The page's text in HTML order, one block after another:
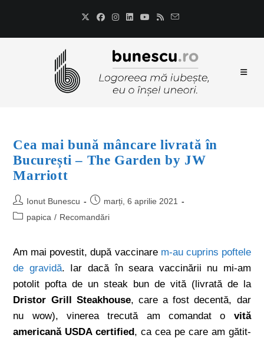
Cea mai bună mâncare livrată în
București – The Garden by JW
Marriott
Ionut Bunescu
marți, 6 aprilie 2021
papica / Recomandări
Am mai povestit, după vaccinare m-au cuprins poftele
de gravidă. Iar dacă în seara vaccinării nu mi-am
potolit pofta de un steak bun de vită (livrată de la
Dristor Grill Steakhouse, care a fost decentă, dar
nu wow), vinerea trecută am comandat o vită
americană USDA certified, ca cea pe care am gătit-